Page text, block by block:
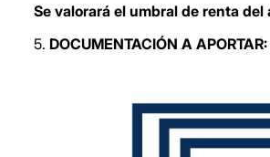
Se valorará el umbral de renta del
5. DOCUMENTACIÓN A APORTAR: